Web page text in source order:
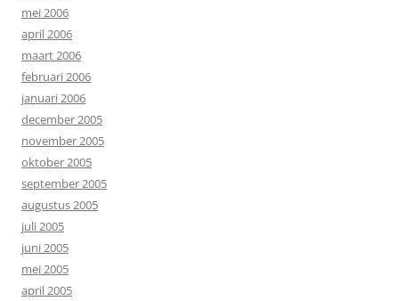
mei 2006
april 2006
maart 2006
februari 2006
januari 2006
december 2005
november 2005
oktober 2005
september 2005
augustus 2005
juli 2005
juni 2005
mei 2005
april 2005